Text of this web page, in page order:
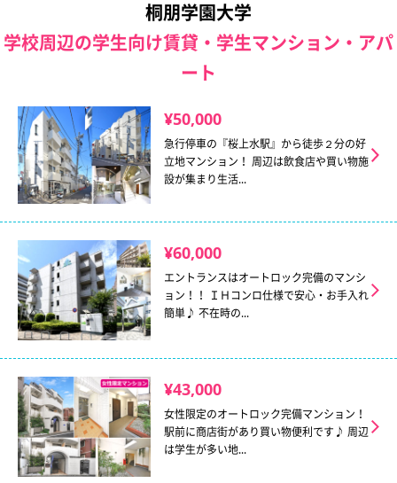
桐朋学園大学
学校周辺の学生向け賃貸・学生マンション・アパ
ート
¥50,000
急行停車の『桜上水駅』から徒歩２分の好
立地マンション！ 周辺は飲食店や買い物施
設が集まり生活...
¥60,000
エントランスはオートロック完備のマンシ
ョン！！ ＩＨコンロ仕様で安心・お手入れ
簡単♪ 不在時の...
¥43,000
女性限定のオートロック完備マンション！
駅前に商店街があり買い物便利です♪ 周辺
は学生が多い地...